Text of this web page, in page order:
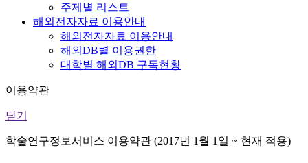
주제별 리스트
해외전자자료 이용안내
해외전자자료 이용안내
해외DB별 이용권한
대학별 해외DB 구독현황
이용약관
닫기
학술연구정보서비스 이용약관 (2017년 1월 1일 ~ 현재 적용)